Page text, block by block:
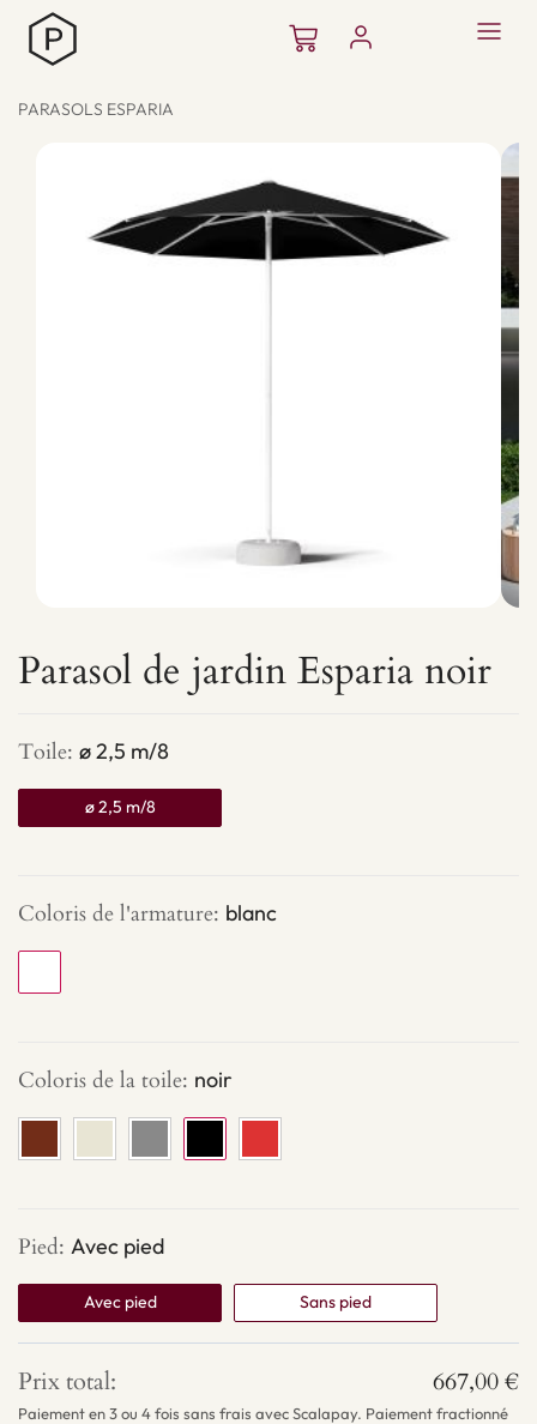
contenu
Panier
PARASOLS ESPARIA
Parasol de jardin Esparia noir
Toile: ø 2,5 m/8
ø 2,5 m/8
Coloris de l'armature: blanc
Coloris de la toile: noir
Pied: Avec pied
Avec pied Sans pied
Prix total: 667,00€
Paiement en 3 ou 4 fois sans frais avec Scalapay. Paiement fractionné
de
de
jardin